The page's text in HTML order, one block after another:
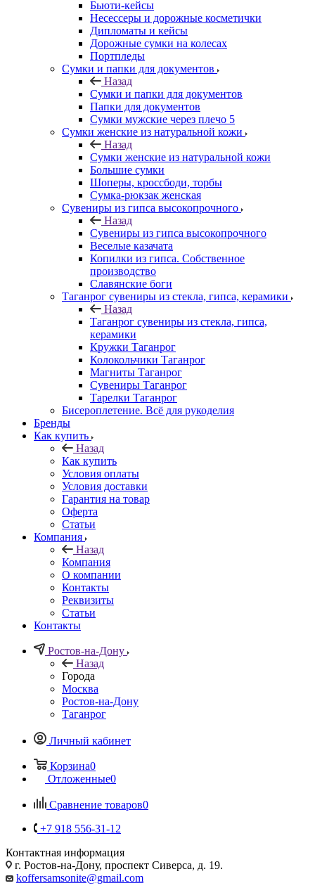
Бьюти-кейсы
Несессеры и дорожные косметички
Дипломаты и кейсы
Дорожные сумки на колесах
Портпледы
Сумки и папки для документов
Назад
Сумки и папки для документов
Папки для документов
Сумки мужские через плечо 5
Сумки женские из натуральной кожи
Назад
Сумки женские из натуральной кожи
Большие сумки
Шоперы, кроссбоди, торбы
Сумка-рюкзак женская
Сувениры из гипса высокопрочного
Назад
Сувениры из гипса высокопрочного
Веселые казачата
Копилки из гипса. Собственное
производство
Славянские боги
Таганрог сувениры из стекла, гипса, керамики
Назад
Таганрог сувениры из стекла, гипса,
керамики
Кружки Таганрог
Колокольчики Таганрог
Магниты Таганрог
Сувениры Таганрог
Тарелки Таганрог
Бисероплетение. Всё для рукоделия
Бренды
Как купить
Назад
Как купить
Условия оплаты
Условия доставки
Гарантия на товар
Оферта
Статьи
Компания
Назад
Компания
О компании
Контакты
Реквизиты
Статьи
Контакты
Ростов-на-Дону
Назад
Города
Москва
Ростов-на-Дону
Таганрог
Личный кабинет
Корзина0
Отложенные0
Сравнение товаров0
+7 918 556-31-12
Контактная информация
г. Ростов-на-Дону, проспект Сиверса, д. 19.
koffersamsonite@gmail.com